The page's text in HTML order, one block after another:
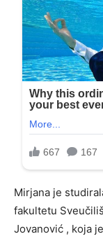
Mirjana je
fakultetu
Jovanović , koja